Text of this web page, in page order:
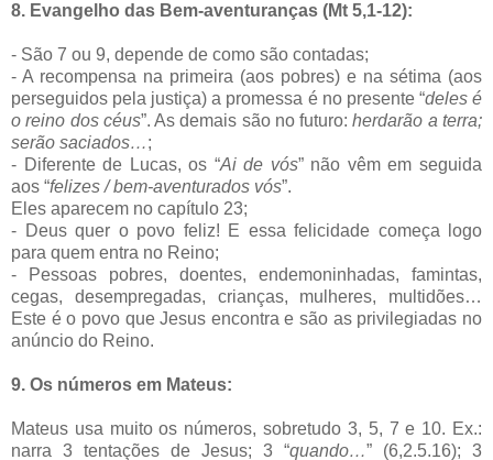
8. Evangelho das Bem-aventuranças (Mt 5,1-12):
- São 7 ou 9, depende de como são contadas;
- A recompensa na primeira (aos pobres) e na sétima (aos
perseguidos pela justiça) a promessa é no presente “deles é
o reino dos céus”. As demais são no futuro: herdarão a terra;
serão saciados…;
- Diferente de Lucas, os “Ai de vós” não vêm em seguida
aos “felizes / bem-aventurados vós”.
Eles aparecem no capítulo 23;
- Deus quer o povo feliz! E essa felicidade começa logo
para quem entra no Reino;
- Pessoas pobres, doentes, endemoninhadas, famintas,
cegas, desempregadas, crianças, mulheres, multidões…
Este é o povo que Jesus encontra e são as privilegiadas no
anúncio do Reino.
9. Os números em Mateus:
Mateus usa muito os números, sobretudo 3, 5, 7 e 10. Ex.:
narra 3 tentações de Jesus; 3 “quando…” (6,2.5.16); 3